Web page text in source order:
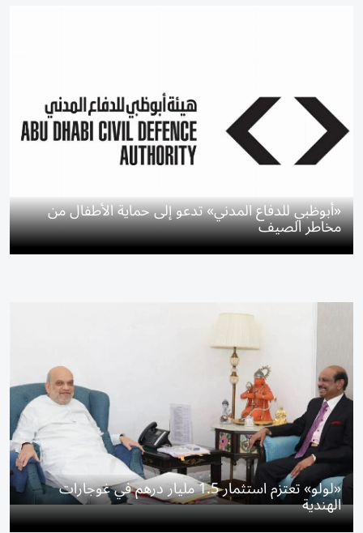
«أبوظبي للدفاع المدني» تدعو إلى حماية الأطفال من
مخاطر الصيف
«لولو» تعتزم استثمار 1.5 مليار درهم في غوجارات
الهندية